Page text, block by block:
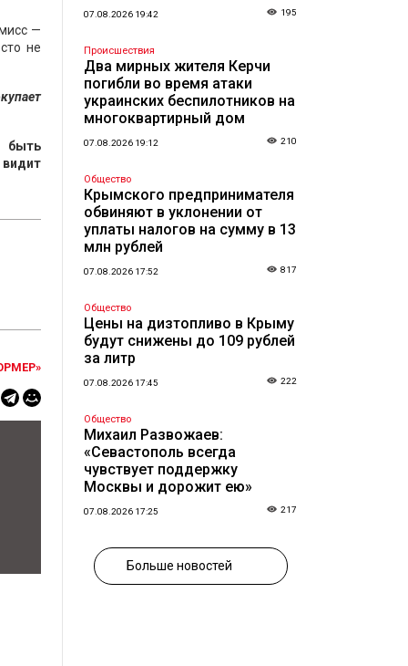
—
не
быть
07.08.2026 19:42 195
Происшествия
Два мирных жителя Керчи
погибли во время атаки
украинских беспилотников на
многоквартирный дом
07.08.2026 19:12 210
Общество
Крымского предпринимателя
обвиняют в уклонении от
уплаты налогов на сумму в 13
млн рублей
07.08.2026 17:52 817
Общество
Цены на дизтопливо в Крыму
будут снижены до 109 рублей
за литр
07.08.2026 17:45 222
Общество
Михаил Развожаев:
«Севастополь всегда
чувствует поддержку
Москвы и дорожит ею»
07.08.2026 17:25 217
Больше новостей